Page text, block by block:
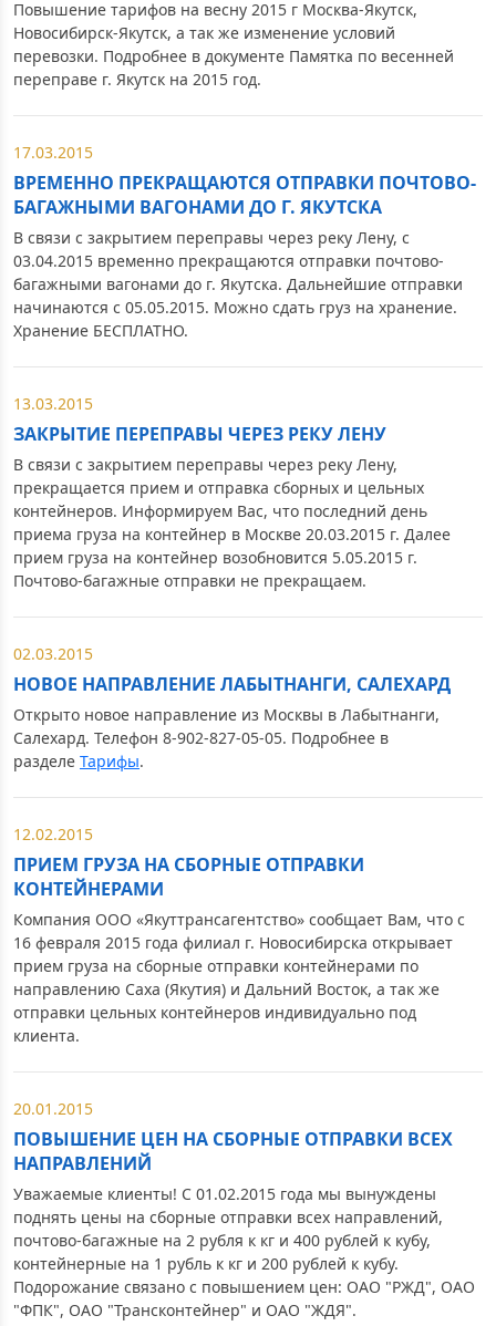
Повышение тарифов на весну 2015 г Москва-Якутск,
Новосибирск-Якутск, а так же изменение условий
перевозки. Подробнее в документе Памятка по весенней
переправе г. Якутск на 2015 год.
17.03.2015
ВРЕМЕННО ПРЕКРАЩАЮТСЯ ОТПРАВКИ ПОЧТОВО-
БАГАЖНЫМИ ВАГОНАМИ ДО Г. ЯКУТСКА
В связи с закрытием переправы через реку Лену, с
03.04.2015 временно прекращаются отправки почтово-
багажными вагонами до г. Якутска. Дальнейшие отправки
начинаются с 05.05.2015. Можно сдать груз на хранение.
Хранение БЕСПЛАТНО.
13.03.2015
ЗАКРЫТИЕ ПЕРЕПРАВЫ ЧЕРЕЗ РЕКУ ЛЕНУ
В связи с закрытием переправы через реку Лену,
прекращается прием и отправка сборных и цельных
контейнеров. Информируем Вас, что последний день
приема груза на контейнер в Москве 20.03.2015 г. Далее
прием груза на контейнер возобновится 5.05.2015 г.
Почтово-багажные отправки не прекращаем.
02.03.2015
НОВОЕ НАПРАВЛЕНИЕ ЛАБЫТНАНГИ, САЛЕХАРД
Открыто новое направление из Москвы в Лабытнанги,
Салехард. Телефон 8-902-827-05-05. Подробнее в
разделе Тарифы.
12.02.2015
ПРИЕМ ГРУЗА НА СБОРНЫЕ ОТПРАВКИ
КОНТЕЙНЕРАМИ
Компания ООО «Якуттрансагентство» сообщает Вам, что с
16 февраля 2015 года филиал г. Новосибирска открывает
прием груза на сборные отправки контейнерами по
направлению Саха (Якутия) и Дальний Восток, а так же
отправки цельных контейнеров индивидуально под
клиента.
20.01.2015
ПОВЫШЕНИЕ ЦЕН НА СБОРНЫЕ ОТПРАВКИ ВСЕХ
НАПРАВЛЕНИЙ
Уважаемые клиенты! С 01.02.2015 года мы вынуждены
поднять цены на сборные отправки всех направлений,
почтово-багажные на 2 рубля к кг и 400 рублей к кубу,
контейнерные на 1 рубль к кг и 200 рублей к кубу.
Подорожание связано с повышением цен: ОАО "РЖД", ОАО
"ФПК", ОАО "Трансконтейнер" и ОАО "ЖДЯ".